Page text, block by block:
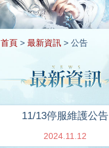
首頁> 最新資訊> 公告
11/13停服維護公告
2024.11.12